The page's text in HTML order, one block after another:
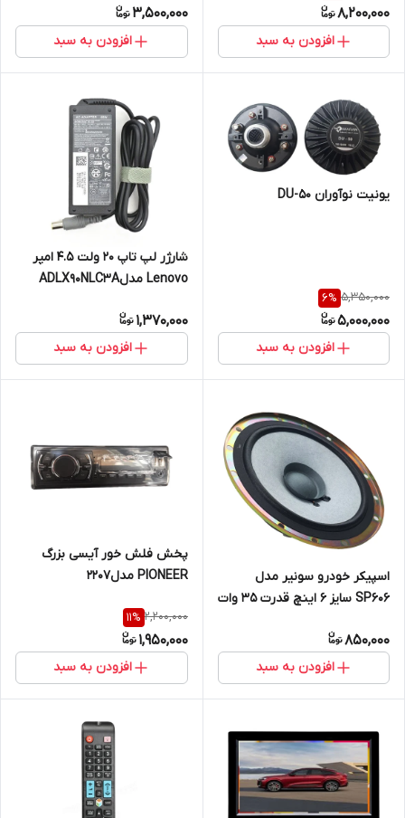
8,200,000
افزودن به سبد
3,500,000
افزودن به سبد
یونیت نوآوران DU-50
5,350,000
6%
5,000,000
افزودن به سبد
شارژر لپ تاپ ۲۰ ولت ۴.۵ امپر
Lenovo مدلADLX90NLC3A
1,370,000
افزودن به سبد
اسپیکر خودرو سونیر مدل
SP606 سایز ۶ اینچ قدرت ۳۵ وات
850,000
افزودن به سبد
پخش فلش خور آیسی بزرگ
PIONEER مدل۲۲۰۷
2,200,000
11%
1,950,000
افزودن به سبد